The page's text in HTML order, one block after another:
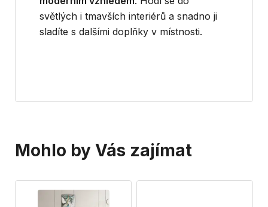
světlých i tmavších interiérů a snadno ji
sladíte s dalšími doplňky v místnosti.
Mohlo by Vás zajímat